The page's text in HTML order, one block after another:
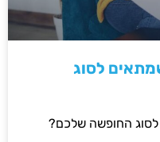
לסוג
לסוג החופשה שלכם?